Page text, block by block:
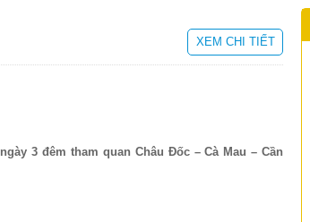
XEM CHI TIẾT
3 đêm tham quan Châu Đốc – Cà Mau – Cần